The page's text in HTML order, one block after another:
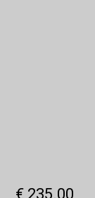
€ 235.00